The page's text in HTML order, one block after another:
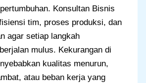
Konsultan Bisnis
tim, proses produksi, dan
agar setiap langkah
mulus. Kekurangan di
kualitas menurun,
atau beban kerja yang